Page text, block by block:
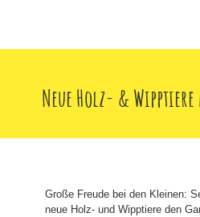
Neue Holz- &
Große Freude bei den Kleinen:
neue Holz- und Wipptiere den